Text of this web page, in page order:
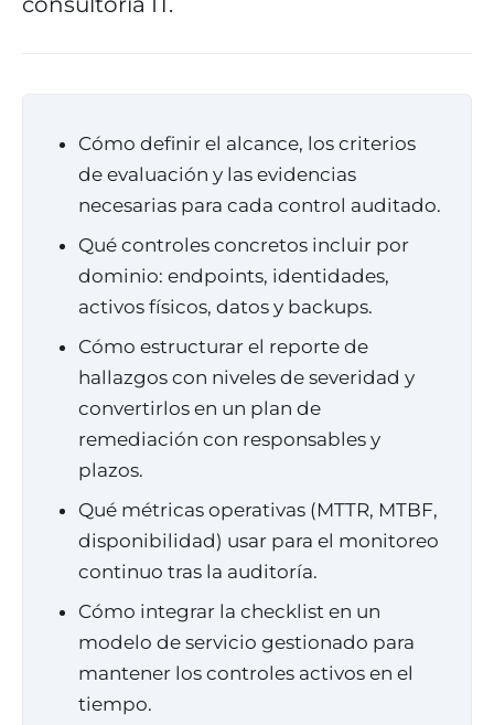
Cómo definir el alcance, los criterios
de evaluación y las evidencias
necesarias para cada control auditado.
Qué controles concretos incluir por
dominio: endpoints, identidades,
activos físicos, datos y backups.
Cómo estructurar el reporte de
hallazgos con niveles de severidad y
convertirlos en un plan de
remediación con responsables y
plazos.
Qué métricas operativas (MTTR, MTBF,
disponibilidad) usar para el monitoreo
continuo tras la auditoría.
Cómo integrar la checklist en un
modelo de servicio gestionado para
mantener los controles activos en el
tiempo.